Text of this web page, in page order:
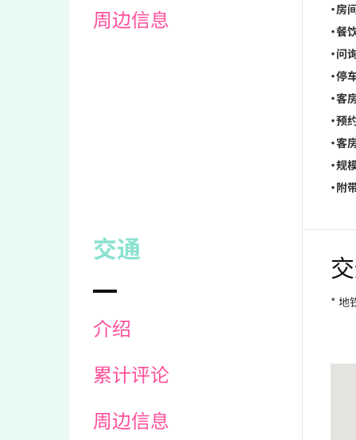
周边信息
・房
・餐
・问
・停
・客
・预
・客
・规
・附
交通
介绍
累计评论
周边信息
* 地